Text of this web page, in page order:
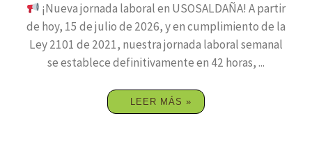
¡Nueva jornada laboral en USOSALDAÑA! A partir
de hoy, 15 de julio de 2026, y en cumplimiento de la
Ley 2101 de 2021, nuestra jornada laboral semanal
se establece definitivamente en 42 horas, ...
LEER MÁS »